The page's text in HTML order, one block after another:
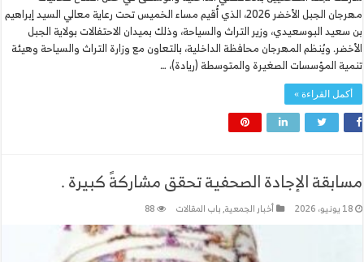
مهرجان الجبل الأخضر 2026، الذي أُقيم مساء الخميس تحت رعاية معالي السيد إبراهيم
بن سعيد البوسعيدي، وزير التراث والسياحة، وذلك بميدان الاحتفالات بولاية الجبل
الأخضر. ويُنظم المهرجان محافظة الداخلية، بالتعاون مع وزارة التراث والسياحة وهيئة
تنمية المؤسسات الصغيرة والمتوسطة (ريادة)، …
أكمل القراءة »
مسابقة الإجادة الصحفية تحقق مشاركةً كبيرة .
18 يونيو، 2026 أخبار الجمعية,باب المقالات 88